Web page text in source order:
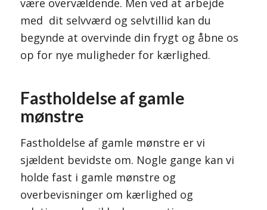
være overvældende. Men ved at arbejde
med dit selvværd og selvtillid kan du
begynde at overvinde din frygt og åbne os
op for nye muligheder for kærlighed.
Fastholdelse af gamle
mønstre
Fastholdelse af gamle mønstre er vi
sjældent bevidste om. Nogle gange kan vi
holde fast i gamle mønstre og
overbevisninger om kærlighed og